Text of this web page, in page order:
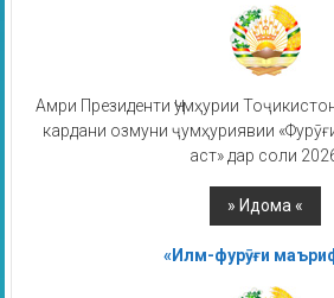
Амри Президенти Ҷумҳурии
кардани озмуни ҷумҳуриявии
аст» дар соли
«Илм-фурӯғи